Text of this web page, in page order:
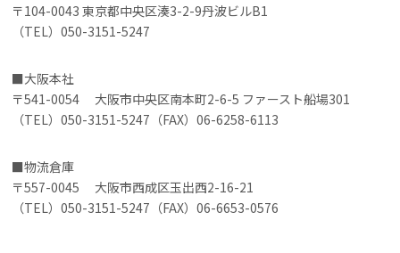
〒104-0043 東京都中央区湊3-2-9丹波ビルB1
（TEL）050-3151-5247
大阪本社
〒541-0054 大阪市中央区南本町2-6-5 ファースト船場301
（TEL）050-3151-5247（FAX）06-6258-6113
物流倉庫
〒557-0045 大阪市西成区玉出西2-16-21
（TEL）050-3151-5247（FAX）06-6653-0576